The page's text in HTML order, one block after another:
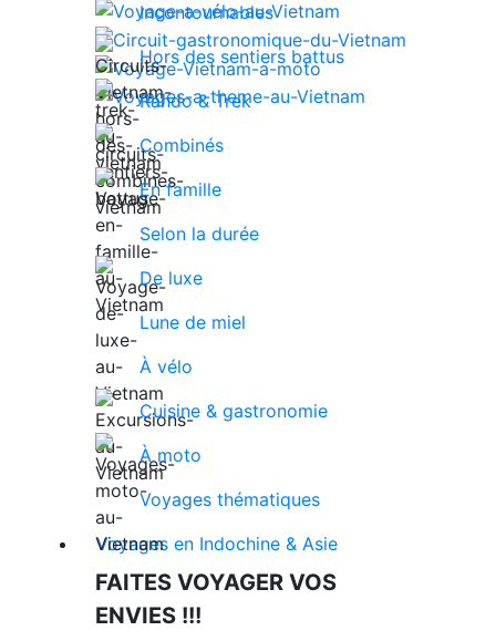
Incontournables
Hors des sentiers battus
Rando & Trek
Combinés
En famille
Selon la durée
De luxe
Lune de miel
À vélo
Cuisine & gastronomie
À moto
Voyages thématiques
Voyages en Indochine & Asie
FAITES VOYAGER VOS
ENVIES !!!